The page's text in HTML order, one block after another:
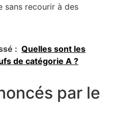
sans recourir à des
: Quelles sont les
de catégorie A ?
par le